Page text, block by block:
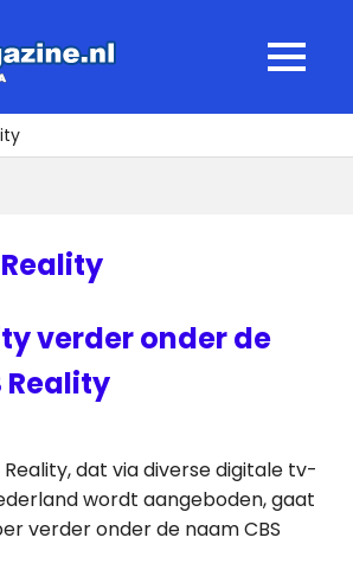
MENU
verder onder de
Reality
dat via diverse digitale tv-
wordt aangeboden, gaat
verder onder de naam CBS